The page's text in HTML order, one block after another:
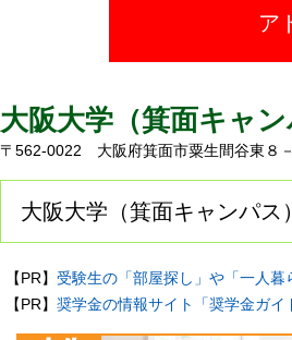
ア
大阪大学（箕面キャン
〒562-0022 大阪府箕面市粟生間谷東８
大阪大学（箕面キャンパス
【PR】 受験生の「部屋探し」や「一人暮
【PR】 奨学金の情報サイト「奨学金ガイ